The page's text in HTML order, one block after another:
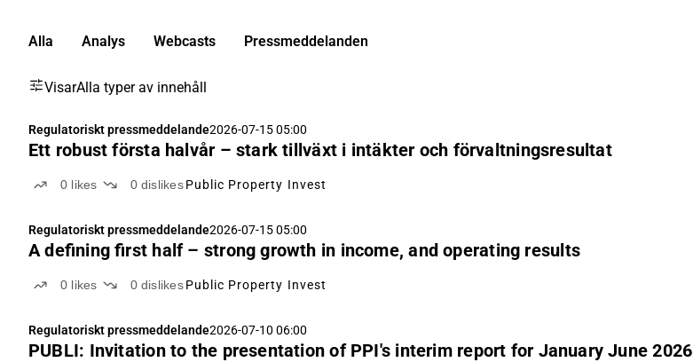
Alla Analys Webcasts Pressmeddelanden
VisarAlla typer av innehåll
Regulatoriskt pressmeddelande2026-07-15 05:00
Ett robust första halvår – stark tillväxt i intäkter och förvaltningsresultat
0 likes 0 dislikes Public Property Invest
Regulatoriskt pressmeddelande2026-07-15 05:00
A defining first half – strong growth in income, and operating results
0 likes 0 dislikes Public Property Invest
Regulatoriskt pressmeddelande2026-07-10 06:00
PUBLI: Invitation to the presentation of PPI's interim report for January June 2026